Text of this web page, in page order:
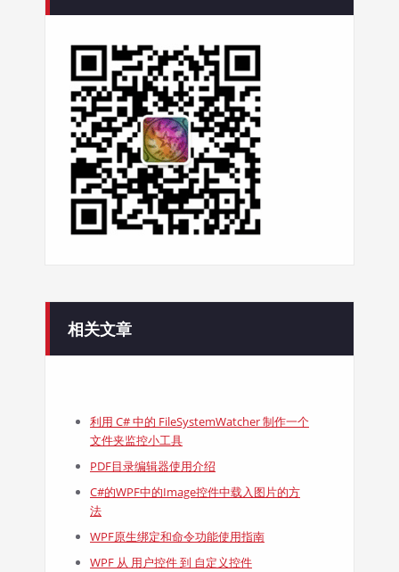
相关文章
利用 C# 中的 FileSystemWatcher 制作一个
文件夹监控小工具
PDF目录编辑器使用介绍
C#的WPF中的Image控件中载入图片的方
法
WPF原生绑定和命令功能使用指南
WPF 从 用户控件 到 自定义控件